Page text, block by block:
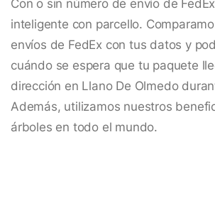
Con o sin número de envío de
inteligente con parcello.
envíos de FedEx con tus datos y
cuándo se espera que tu paquete
dirección en Llano De Olmedo
Además, utilizamos nuestros
árboles en todo el mundo.